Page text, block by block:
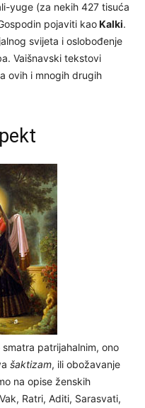
yuge (za nekih 427 tisuća
pojaviti kaoKalki.
svijeta i oslobođenje
Vaišnavski tekstovi
ovih i mnogih drugih
patrijahalnim, ono
šaktizam, ili obožavanje
na opise ženskih
Ratri, Aditi, Sarasvati,